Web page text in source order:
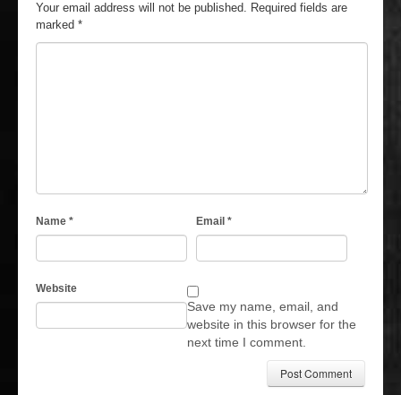
Your email address will not be published. Required fields are
marked *
Name * Email *
Website
Save my name, email, and
website in this browser for the
next time I comment.